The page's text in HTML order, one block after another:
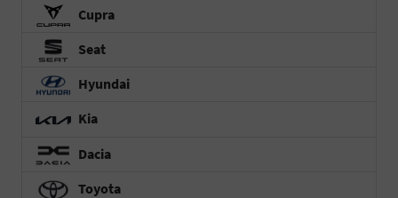
Cupra
Seat
Hyundai
Kia
Dacia
Toyota